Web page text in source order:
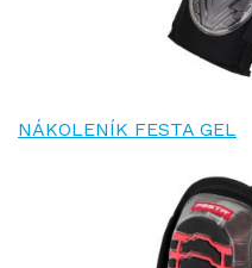
NÁKOLENÍK FESTA GEL